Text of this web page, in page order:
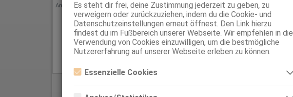
Es steht dir frei, deine Zustimmung jederzeit zu geben, zu
verweigern oder zurückzuziehen, indem du die Cookie- und
Datenschutzeinstellungen erneut öffnest. Den Link hierzu
findest du im Fußbereich unserer Webseite. Wir empfehlen in die
Verwendung von Cookies einzuwilligen, um die bestmögliche
Nutzererfahrung auf unserer Webseite erleben zu können.
Essenzielle Cookies
Essenzielle Cookies sind alle notwendigen Cookies, die für den Betrieb
Anzeige